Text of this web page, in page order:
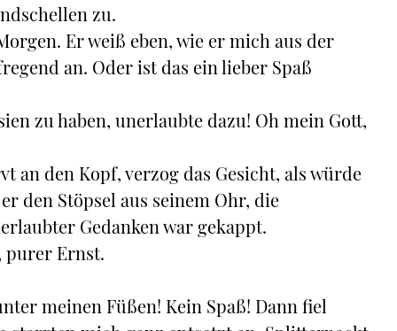
zu.
Er weiß eben, wie er mich aus der
an. Oder ist das ein lieber Spaß
zu haben, unerlaubte dazu! Oh mein Gott,
an den Kopf, verzog das Gesicht, als würde
den Stöpsel aus seinem Ohr, die
Gedanken war gekappt.
purer Ernst.
meinen Füßen! Kein Spaß! Dann fiel